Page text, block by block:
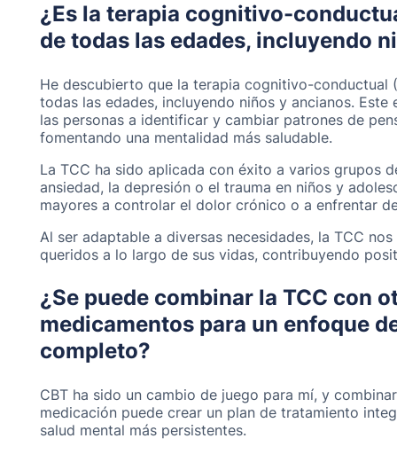
¿Es la terapia cognitivo-
de todas las edades, incluyendo
He descubierto que la terapia cognitivo-conductual
todas las edades, incluyendo niños y ancianos.
las personas a identificar y cambiar patrones de
fomentando una mentalidad más saludable.
La TCC ha sido aplicada con éxito a varios grupos
ansiedad, la depresión o el trauma en niños y
mayores a controlar el dolor crónico o a enfrentar
Al ser adaptable a diversas necesidades, la TCC
queridos a lo largo de sus vidas, contribuyendo
¿Se puede combinar la TCC con
medicamentos para un enfoque
completo?
CBT ha sido un cambio de juego para mí, y
medicación puede crear un plan de tratamiento
salud mental más persistentes.